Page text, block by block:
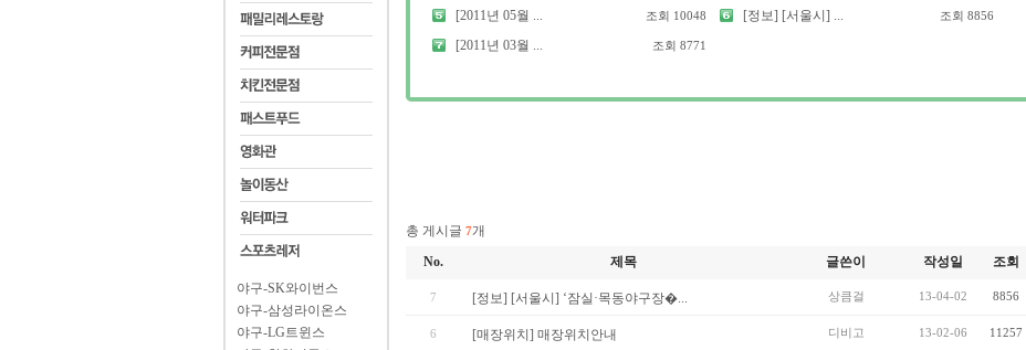
야구-SK와이번스
야구-삼성라이온스
야구-LG트윈스
[2011년 05월 ... 조회 10048 [정보] [서울시] ... 조회 8856
[2011년 03월 ... 조회 8771
총 게시글 7개
No.
제목 글쓴이 작성일 조회
7 [정보] [서울시] ‘잠실·목동야구장�... 상큼걸 13-04-02 8856
6 [매장위치] 매장위치안내 디비고 13-02-06 11257